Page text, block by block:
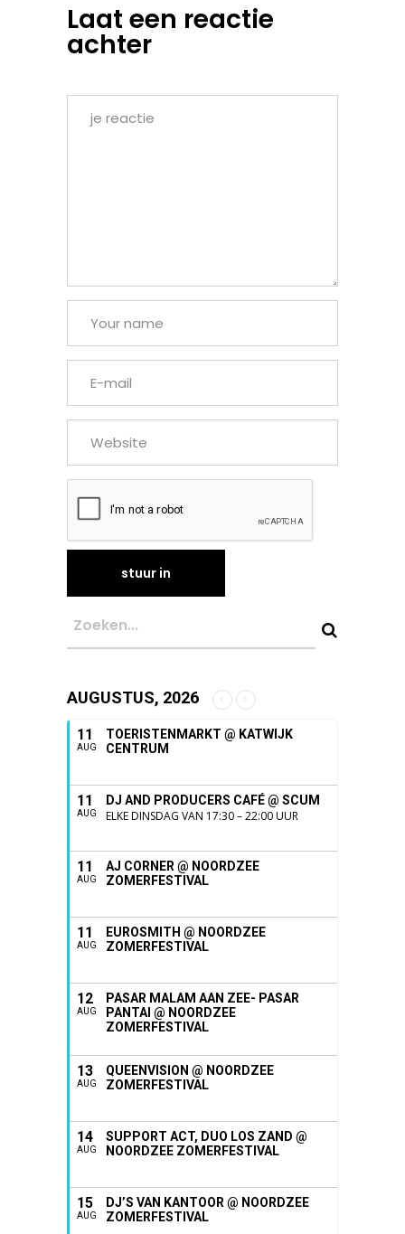
Laat een reactie
achter
AUGUSTUS, 2026
11
AUG
TOERISTENMARKT @ KATWIJK
CENTRUM
11
AUG
DJ AND PRODUCERS CAFÉ @ SCUM
ELKE DINSDAG VAN 17:30 – 22:00 UUR
11
AUG
AJ CORNER @ NOORDZEE
ZOMERFESTIVAL
11
AUG
EUROSMITH @ NOORDZEE
ZOMERFESTIVAL
12
AUG
PASAR MALAM AAN ZEE- PASAR
PANTAI @ NOORDZEE
ZOMERFESTIVAL
13
AUG
QUEENVISION @ NOORDZEE
ZOMERFESTIVAL
14
AUG
SUPPORT ACT, DUO LOS ZAND @
NOORDZEE ZOMERFESTIVAL
15
AUG
DJ’S VAN KANTOOR @ NOORDZEE
ZOMERFESTIVAL